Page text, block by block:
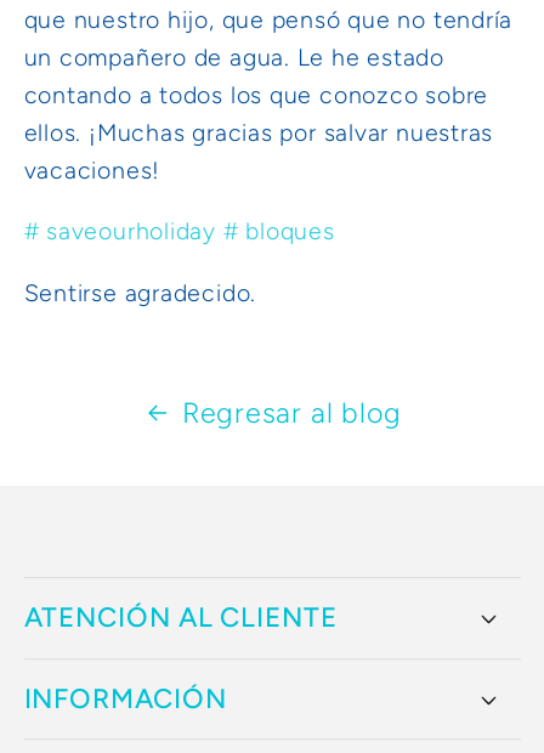
que nuestro hijo, que pensó que no tendría
un compañero de agua. Le he estado
contando a todos los que conozco sobre
ellos. ¡Muchas gracias por salvar nuestras
vacaciones!
# saveourholiday # bloques
Sentirse agradecido.
Regresar al blog
ATENCIÓN AL CLIENTE
INFORMACIÓN